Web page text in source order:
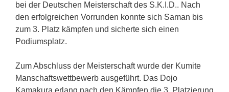
bei der Deutschen Meisterschaft des S.K.I.D.. Nach
den erfolgreichen Vorrunden konnte sich Saman bis
zum 3. Platz kämpfen und sicherte sich einen
Podiumsplatz.
Zum Abschluss der Meisterschaft wurde der Kumite
Manschaftswettbewerb ausgeführt. Das Dojo
Kamakura erlang nach den Kämpfen die 3. Platzierung